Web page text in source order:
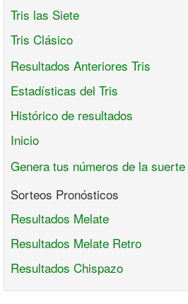
Tris las Siete
Tris Clásico
Resultados Anteriores Tris
Estadísticas del Tris
Histórico de resultados
Inicio
Genera tus números de la suerte
Sorteos Pronósticos
Resultados Melate
Resultados Melate Retro
Resultados Chispazo